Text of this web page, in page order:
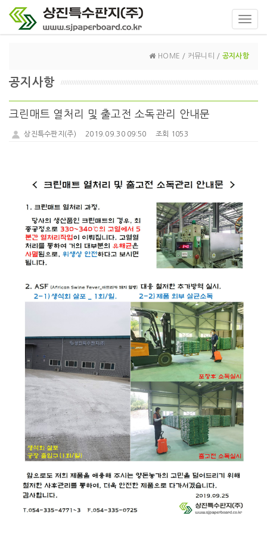
HOME / 커뮤니티 / 공지사항
공지사항
크린매트 열처리 및 출고전 소독관리 안내문
상진특수판지(주) 2019.09.30 09:50 조회 1053